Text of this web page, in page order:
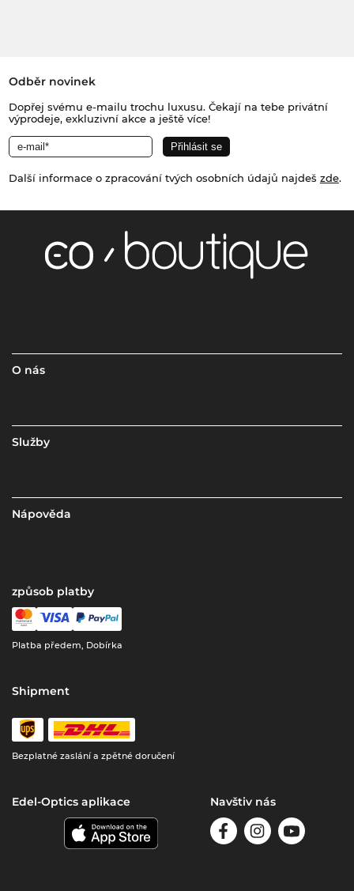
Odběr novinek
Dopřej svému e-mailu trochu luxusu. Čekají na tebe privátní
výprodeje, exkluzivní akce a ještě více!
Další informace o zpracování tvých osobních údajů najdeš zde.
O nás
Služby
Nápověda
způsob platby
Platba předem, Dobírka
Shipment
Bezplatné zaslání a zpětné doručení
Edel-Optics aplikace Navštiv nás